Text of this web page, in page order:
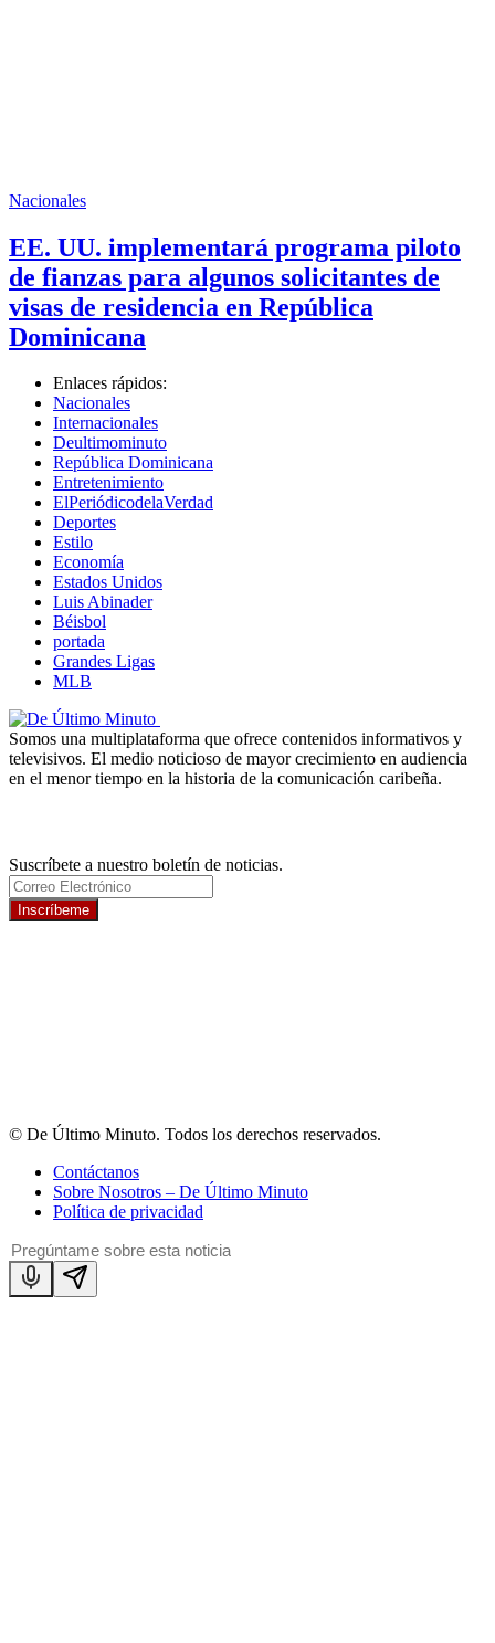
Nacionales
EE. UU. implementará programa piloto
de fianzas para algunos solicitantes de
visas de residencia en República
Dominicana
Enlaces rápidos:
Nacionales
Internacionales
Deultimominuto
República Dominicana
Entretenimiento
ElPeriódicodelaVerdad
Deportes
Estilo
Economía
Estados Unidos
Luis Abinader
Béisbol
portada
Grandes Ligas
MLB
Somos una multiplataforma que ofrece contenidos informativos y
televisivos. El medio noticioso de mayor crecimiento en audiencia
en el menor tiempo en la historia de la comunicación caribeña.
Suscríbete a nuestro boletín de noticias.
Inscríbeme
© De Último Minuto. Todos los derechos reservados.
Contáctanos
Sobre Nosotros – De Último Minuto
Política de privacidad